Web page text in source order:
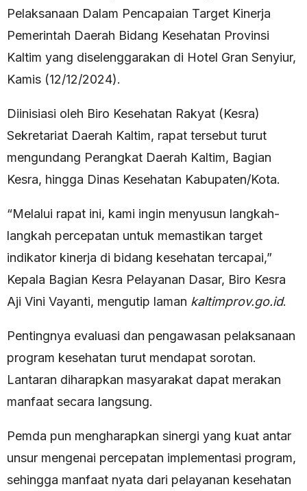
Pelaksanaan Dalam Pencapaian Target Kinerja
Pemerintah Daerah Bidang Kesehatan Provinsi
Kaltim yang diselenggarakan di Hotel Gran Senyiur,
Kamis (12/12/2024).
Diinisiasi oleh Biro Kesehatan Rakyat (Kesra)
Sekretariat Daerah Kaltim, rapat tersebut turut
mengundang Perangkat Daerah Kaltim, Bagian
Kesra, hingga Dinas Kesehatan Kabupaten/Kota.
“Melalui rapat ini, kami ingin menyusun langkah-
langkah percepatan untuk memastikan target
indikator kinerja di bidang kesehatan tercapai,”
Kepala Bagian Kesra Pelayanan Dasar, Biro Kesra
Aji Vini Vayanti, mengutip laman kaltimprov.go.id.
Pentingnya evaluasi dan pengawasan pelaksanaan
program kesehatan turut mendapat sorotan.
Lantaran diharapkan masyarakat dapat merakan
manfaat secara langsung.
Pemda pun mengharapkan sinergi yang kuat antar
unsur mengenai percepatan implementasi program,
sehingga manfaat nyata dari pelayanan kesehatan